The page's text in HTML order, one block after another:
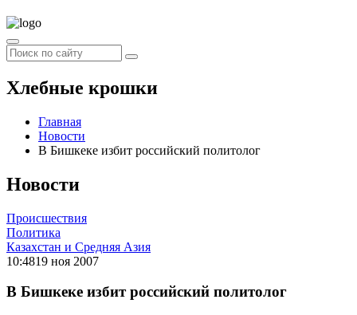
Хлебные крошки
Главная
Новости
В Бишкеке избит российский политолог
Новости
Происшествия
Политика
Казахстан и Средняя Азия
10:4819 ноя 2007
В Бишкеке избит российский политолог